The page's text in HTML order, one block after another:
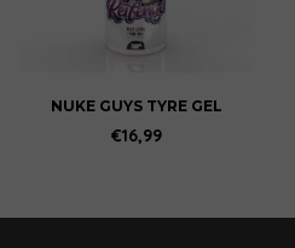
NUKE GUYS TYRE GEL
€16,99